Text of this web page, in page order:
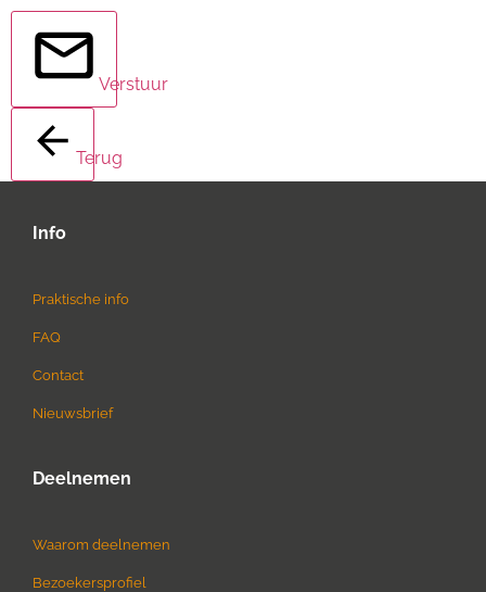
Verstuur
Terug
Info
Praktische info
FAQ
Contact
Nieuwsbrief
Deelnemen
Waarom deelnemen
Bezoekersprofiel